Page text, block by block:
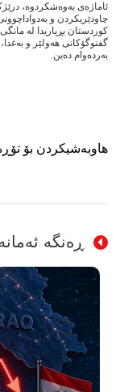
ئاماژەی بەوەشکردوە،
چاودێریکردن و
کوردستان بڕیاریدا لە
گفتوگۆکانی هەولێر و
بەردەوام دەبن.
هاوبەشیکردن بۆ
ڕەنگە